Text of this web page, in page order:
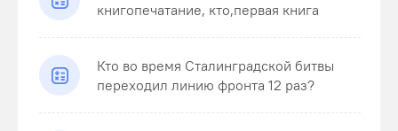
книгопечатание, кто,первая книга
Кто во время Сталинградской битвы
переходил линию фронта 12 раз?